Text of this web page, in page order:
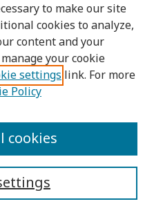
to make our site
cookies to analyze,
content and your
your cookie
settings link. For more
Policy
cookies